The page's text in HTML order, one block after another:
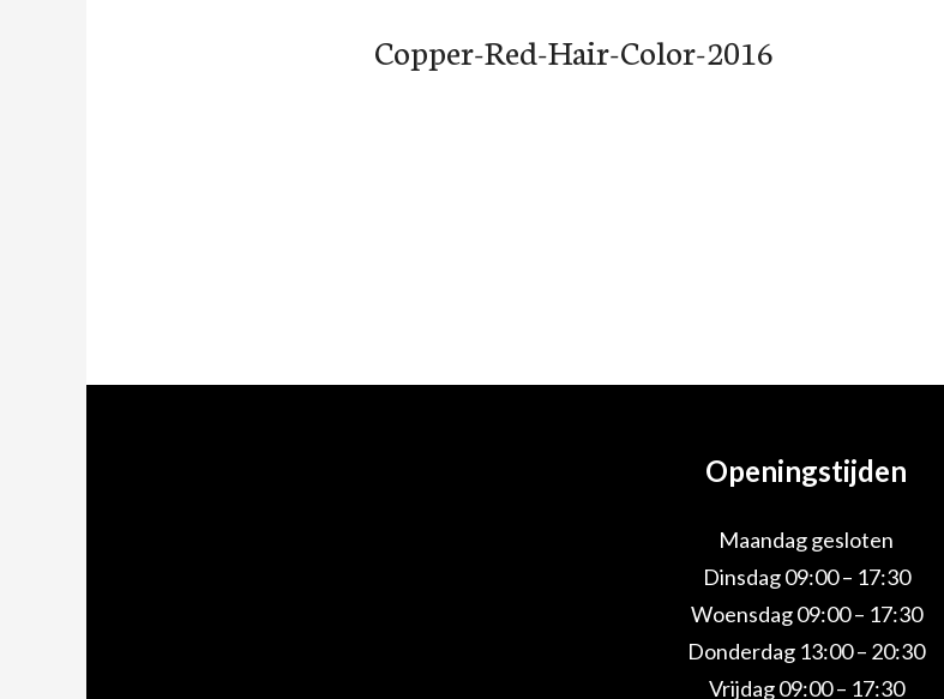
Copper-Red-Hair-Color-2016
Openingstijden
Maandag gesloten
Dinsdag 09:00 – 17:30
Woensdag 09:00 – 17:30
Donderdag 13:00 – 20:30
Vrijdag 09:00 – 17:30